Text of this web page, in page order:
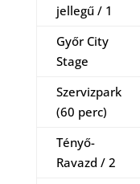
jellegű / 1
Győr City
Stage
Szervizpark
(60 perc)
Tényő-
Ravazd / 2